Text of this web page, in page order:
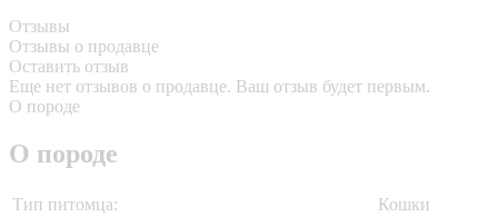
Отзывы
Отзывы о продавце
Оставить отзыв
Еще нет отзывов о продавце. Ваш отзыв будет первым.
О породе
О породе
Тип питомца:
Кошки